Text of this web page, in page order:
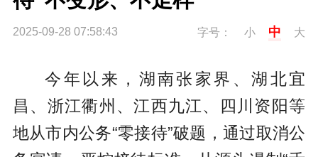
2025-09-28 07:58:43 字号： 小 中 大
今年以来，湖南张家界、湖北宜
昌、浙江衢州、江西九江、四川资阳等
地从市内公务“零接待”破题，通过取消公